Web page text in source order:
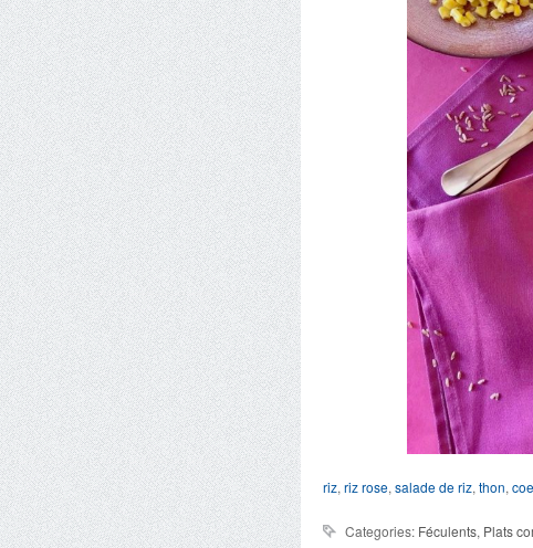
riz, riz rose, salade de riz, thon,
Categories: Féculents, Plats